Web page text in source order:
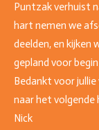
Puntzak verhuist
hart nemen we
deelden, en kijken
gepland voor
Bedankt voor
naar het volgende
Nick